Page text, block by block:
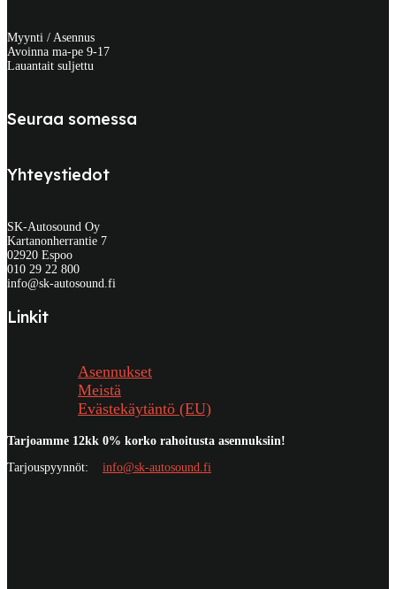
Myynti / Asennus
Avoinna ma-pe 9-17
Lauantait suljettu
Seuraa somessa
Yhteystiedot
SK-Autosound Oy
Kartanonherrantie 7
02920 Espoo
010 29 22 800
info@sk-autosound.fi
Linkit
Asennukset
Meistä
Evästekäytäntö (EU)
Tarjoamme 12kk 0% korko rahoitusta asennuksiin!
Tarjouspyynnöt: info@sk-autosound.fi